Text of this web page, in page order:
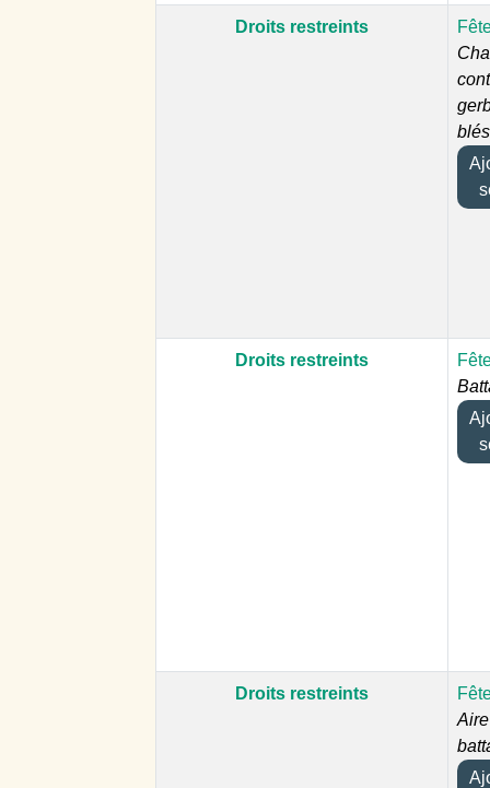
Droits restreints
blés
Droits restreints
Droits restreints